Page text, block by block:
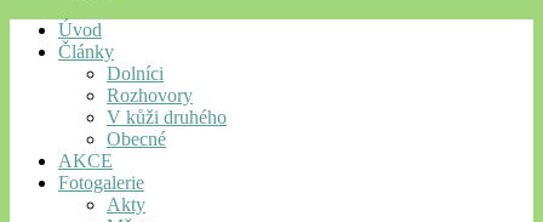
Úvod
Články
Dolníci
Rozhovory
V kůži druhého
Obecné
AKCE
Fotogalerie
Akty